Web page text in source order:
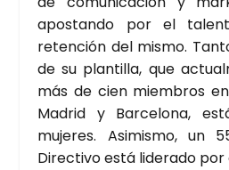
apos­tan­do por el
reten­ción del mis­mo.
de su plan­ti­lla, que
más de cien miem­bros
Madrid y Bar­ce­lo­na,
muje­res. Asi­mis­mo, un
Direc­ti­vo está lide­ra­do por